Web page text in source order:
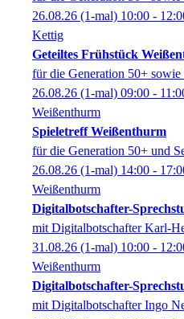
26.08.26 (1-mal) 10:00 -
Kettig
Geteiltes Frühstück
für die Generation 50+ sowie
26.08.26 (1-mal) 09:00 -
Weißenthurm
Spieletreff Weißenthurm
für die Generation 50+ und
26.08.26 (1-mal) 14:00 -
Weißenthurm
Digitalbotschafter-
mit Digitalbotschafter Karl-
31.08.26 (1-mal) 10:00 -
Weißenthurm
Digitalbotschafter-
mit Digitalbotschafter Ingo